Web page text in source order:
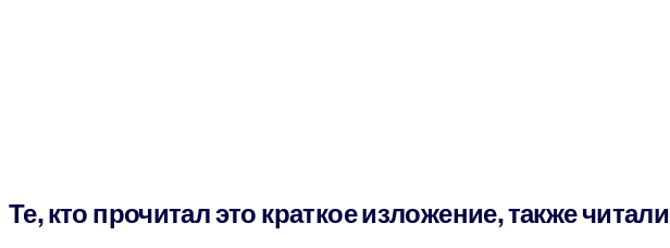
Те, кто прочитал это краткое изложение, также читали